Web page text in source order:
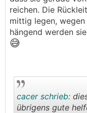
reichen. Die
mittig legen,
hängend werden
😅
cacer schrieb:
übrigens gute